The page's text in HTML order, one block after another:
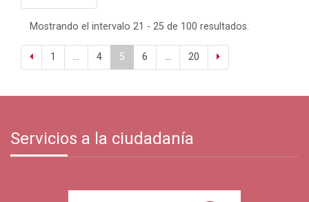
Mostrando el intervalo 21 - 25 de 100 resultados.
1 ... 4 5 6 ... 20
Servicios a la ciudadanía